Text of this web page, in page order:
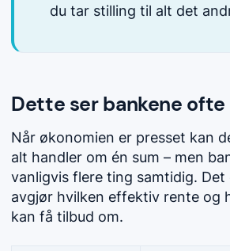
du tar stilling til alt det
Dette ser bankene ofte
Når økonomien er presset kan
alt handler om én sum – men
vanligvis flere ting samtidig. Det
avgjør hvilken effektiv rente og
kan få tilbud om.